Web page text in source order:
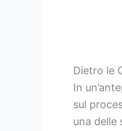
Dietro le
In
sul
una delle